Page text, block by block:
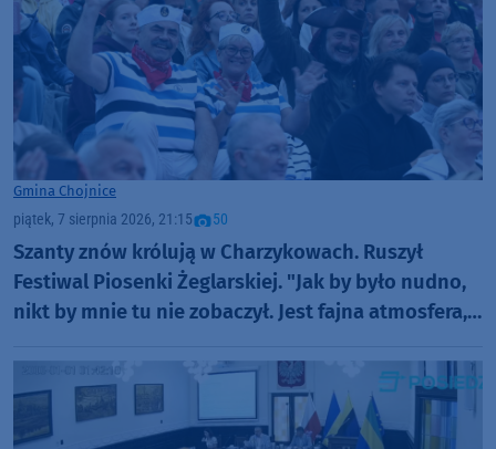
Gmina Chojnice
piątek, 7 sierpnia 2026, 21:15 50
Szanty znów królują w Charzykowach. Ruszył
Festiwal Piosenki Żeglarskiej. "Jak by było nudno,
nikt by mnie tu nie zobaczył. Jest fajna atmosfera,